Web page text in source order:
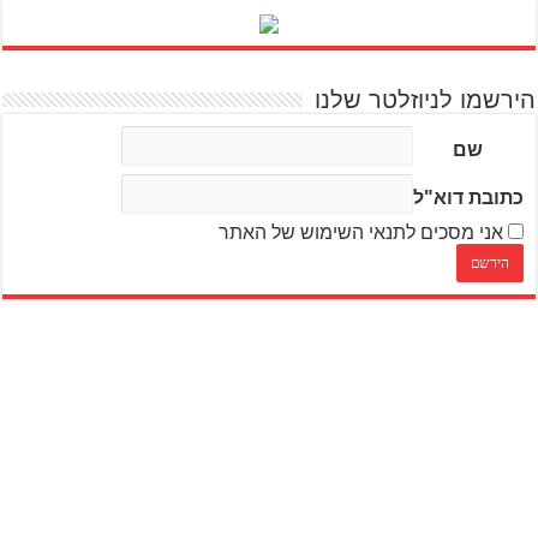
הירשמו לניוזלטר שלנו
שם
כתובת דוא"ל
אני מסכים לתנאי השימוש של האתר